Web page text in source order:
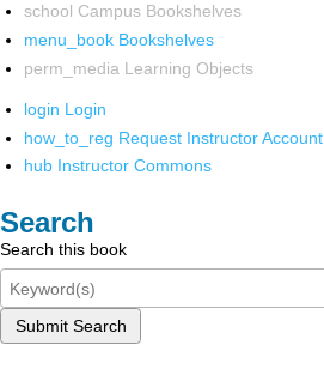
school Campus Bookshelves
menu_book Bookshelves
perm_media Learning Objects
login Login
how_to_reg Request Instructor Account
hub Instructor Commons
Search
Search this book
Submit Search